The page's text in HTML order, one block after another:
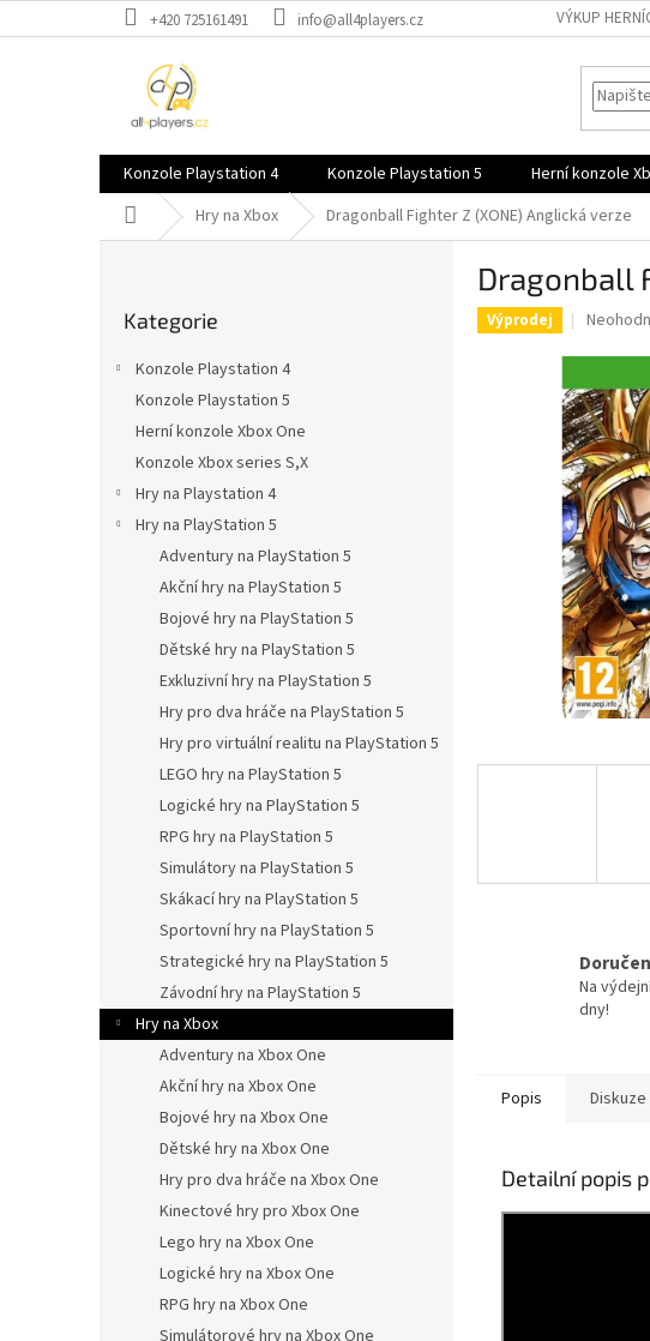
na
+420 725161491 info@all4players.cz VÝKUP
Konzole Playstation 4 Konzole Playstation 5 Herní konzole
Domů Hry na Xbox Dragonball Fighter Z (XONE) Anglická verze
kategorie
Kategorie
Konzole Playstation 4
Konzole Playstation 5
Herní konzole Xbox One
Konzole Xbox series S,X
Hry na Playstation 4
Hry na PlayStation 5
Adventury na PlayStation 5
Akční hry na PlayStation 5
Bojové hry na PlayStation 5
Dětské hry na PlayStation 5
Exkluzivní hry na PlayStation 5
Hry pro dva hráče na PlayStation 5
Hry pro virtuální realitu na PlayStation 5
LEGO hry na PlayStation 5
Logické hry na PlayStation 5
RPG hry na PlayStation 5
Simulátory na PlayStation 5
Skákací hry na PlayStation 5
Sportovní hry na PlayStation 5
Strategické hry na PlayStation 5
Závodní hry na PlayStation 5
Hry na Xbox
Adventury na Xbox One
Akční hry na Xbox One
Bojové hry na Xbox One
Dětské hry na Xbox One
Hry pro dva hráče na Xbox One
Kinectové hry pro Xbox One
Lego hry na Xbox One
Logické hry na Xbox One
RPG hry na Xbox One
Simulátorové hry na Xbox One
Dragonball
Výprodej
produktu
je
0,0
z
5
Na
dny!
Popis Diskuze
Detailní popis